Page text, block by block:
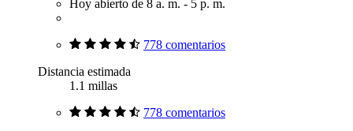
Hoy abierto de 8 a. m. - 5 p. m.
778 comentarios
Distancia estimada
1.1 millas
778 comentarios